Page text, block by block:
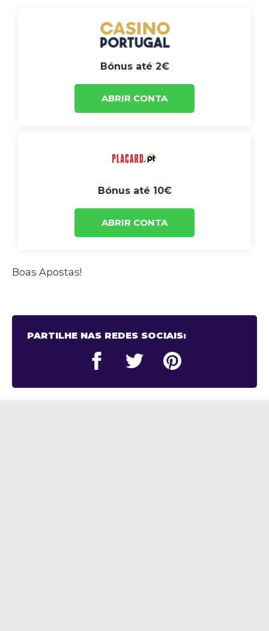
Bónus até 2€
ABRIR CONTA
Bónus até 10€
ABRIR CONTA
Boas Apostas!
PARTILHE NAS REDES SOCIAIS: